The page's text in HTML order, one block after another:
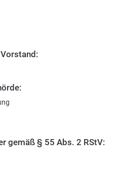
gemäß § 55 Abs. 2 RStV: